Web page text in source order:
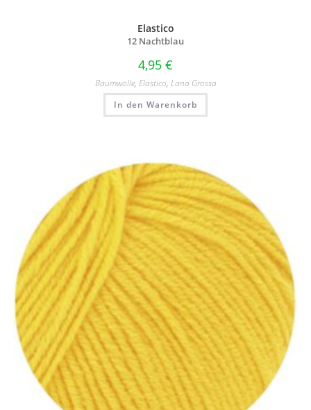
Elastico
12 Nachtblau
4,95 €
Baumwolle, Elastico, Lana Grossa
In den Warenkorb